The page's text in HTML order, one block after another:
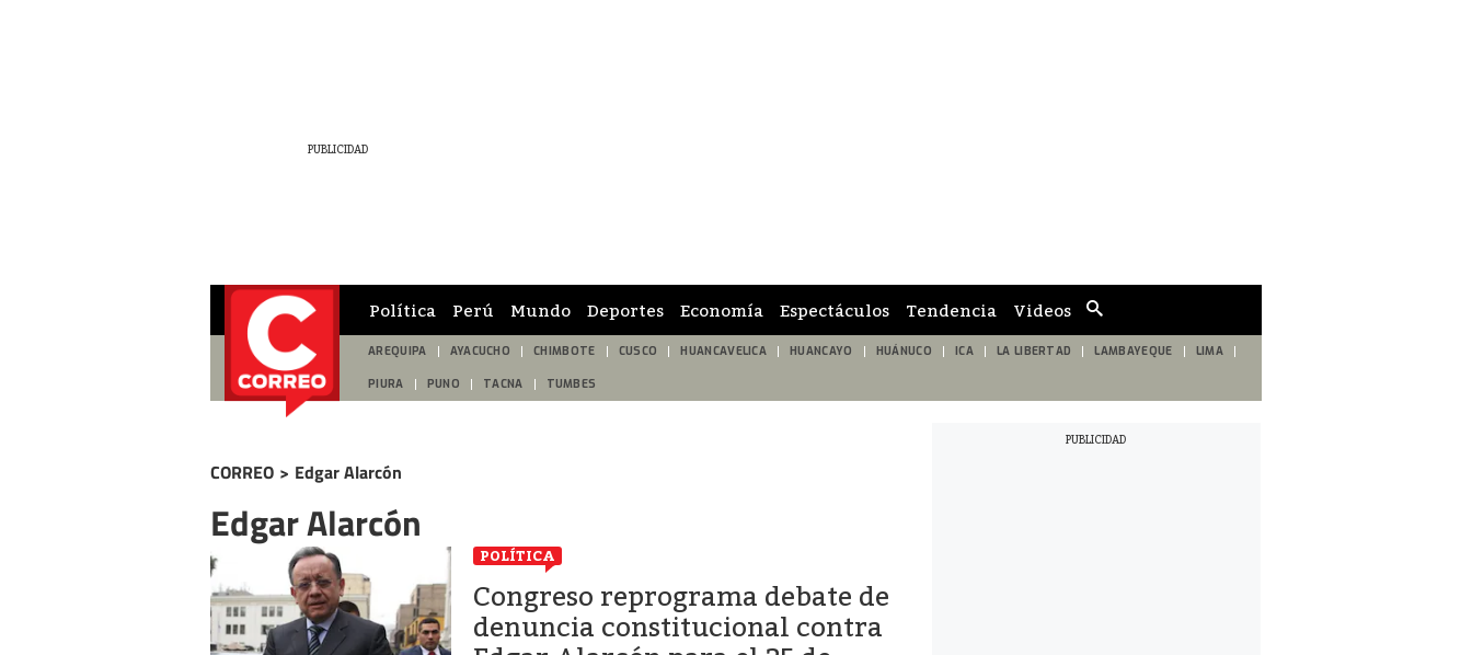
de
búsqueda
Política Perú Mundo Deportes Economía Espectáculos Tendencia Videos
AREQUIPA AYACUCHO CHIMBOTE CUSCO HUANCAVELICA HUANCAYO HUÁNUCO ICA LA LIBERTAD LAMBAYEQUE LIMA
PIURA PUNO TACNA TUMBES
CORREO > Edgar Alarcón
Edgar Alarcón
POLÍTICA
Congreso reprograma debate de
denuncia constitucional contra